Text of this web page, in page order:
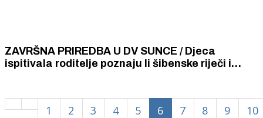
ZAVRŠNA PRIREDBA U DV SUNCE / Djeca
ispitivala roditelje poznaju li šibenske riječi i
1 2 3 4 5 6 7 8 9 10